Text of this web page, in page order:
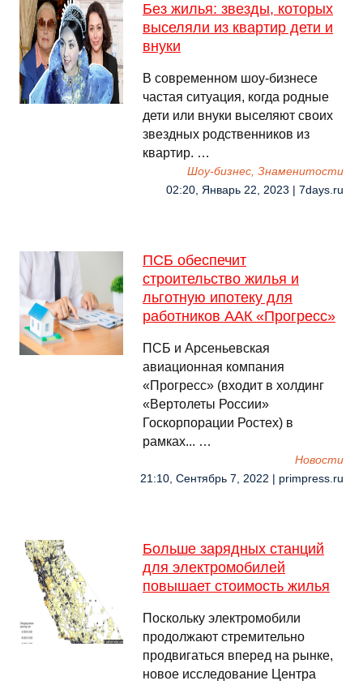
Без жилья: звезды, которых
выселяли из квартир дети и
внуки
В современном шоу-бизнесе
частая ситуация, когда родные
дети или внуки выселяют своих
звездных родственников из
квартир. …
Шоу-бизнес, Знаменитости
02:20, Январь 22, 2023 | 7days.ru
ПСБ обеспечит
строительство жилья и
льготную ипотеку для
работников ААК «Прогресс»
ПСБ и Арсеньевская
авиационная компания
«Прогресс» (входит в холдинг
«Вертолеты России»
Госкорпорации Ростех) в
рамках... …
Новости
21:10, Сентябрь 7, 2022 | primpress.ru
Больше зарядных станций
для электромобилей
повышает стоимость жилья
Поскольку электромобили
продолжают стремительно
продвигаться вперед на рынке,
новое исследование Центра